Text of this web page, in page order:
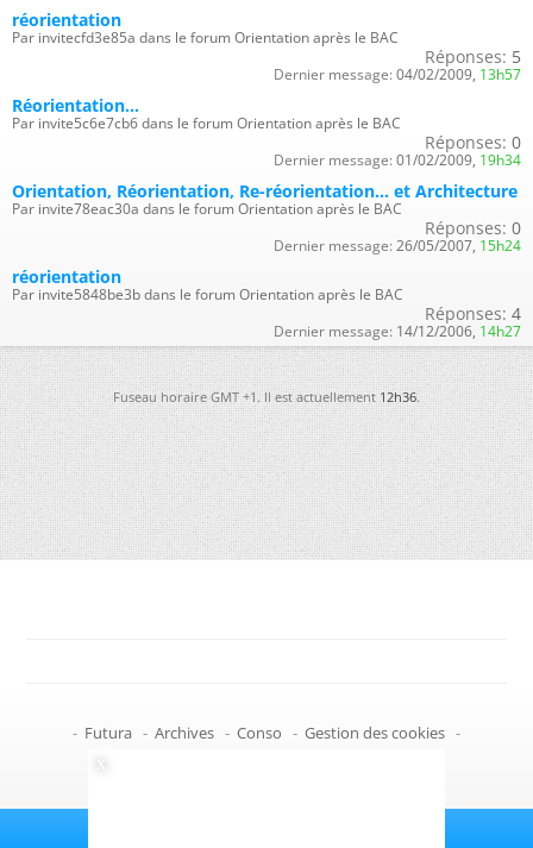
réorientation
Par invitecfd3e85a dans le forum Orientation après le BAC
Réponses: 5
Dernier message: 04/02/2009, 13h57
Réorientation...
Par invite5c6e7cb6 dans le forum Orientation après le BAC
Réponses: 0
Dernier message: 01/02/2009, 19h34
Orientation, Réorientation, Re-réorientation... et Architecture
Par invite78eac30a dans le forum Orientation après le BAC
Réponses: 0
Dernier message: 26/05/2007, 15h24
réorientation
Par invite5848be3b dans le forum Orientation après le BAC
Réponses: 4
Dernier message: 14/12/2006, 14h27
Fuseau horaire GMT +1. Il est actuellement12h36.
- Futura - Archives - Conso - Gestion des cookies -